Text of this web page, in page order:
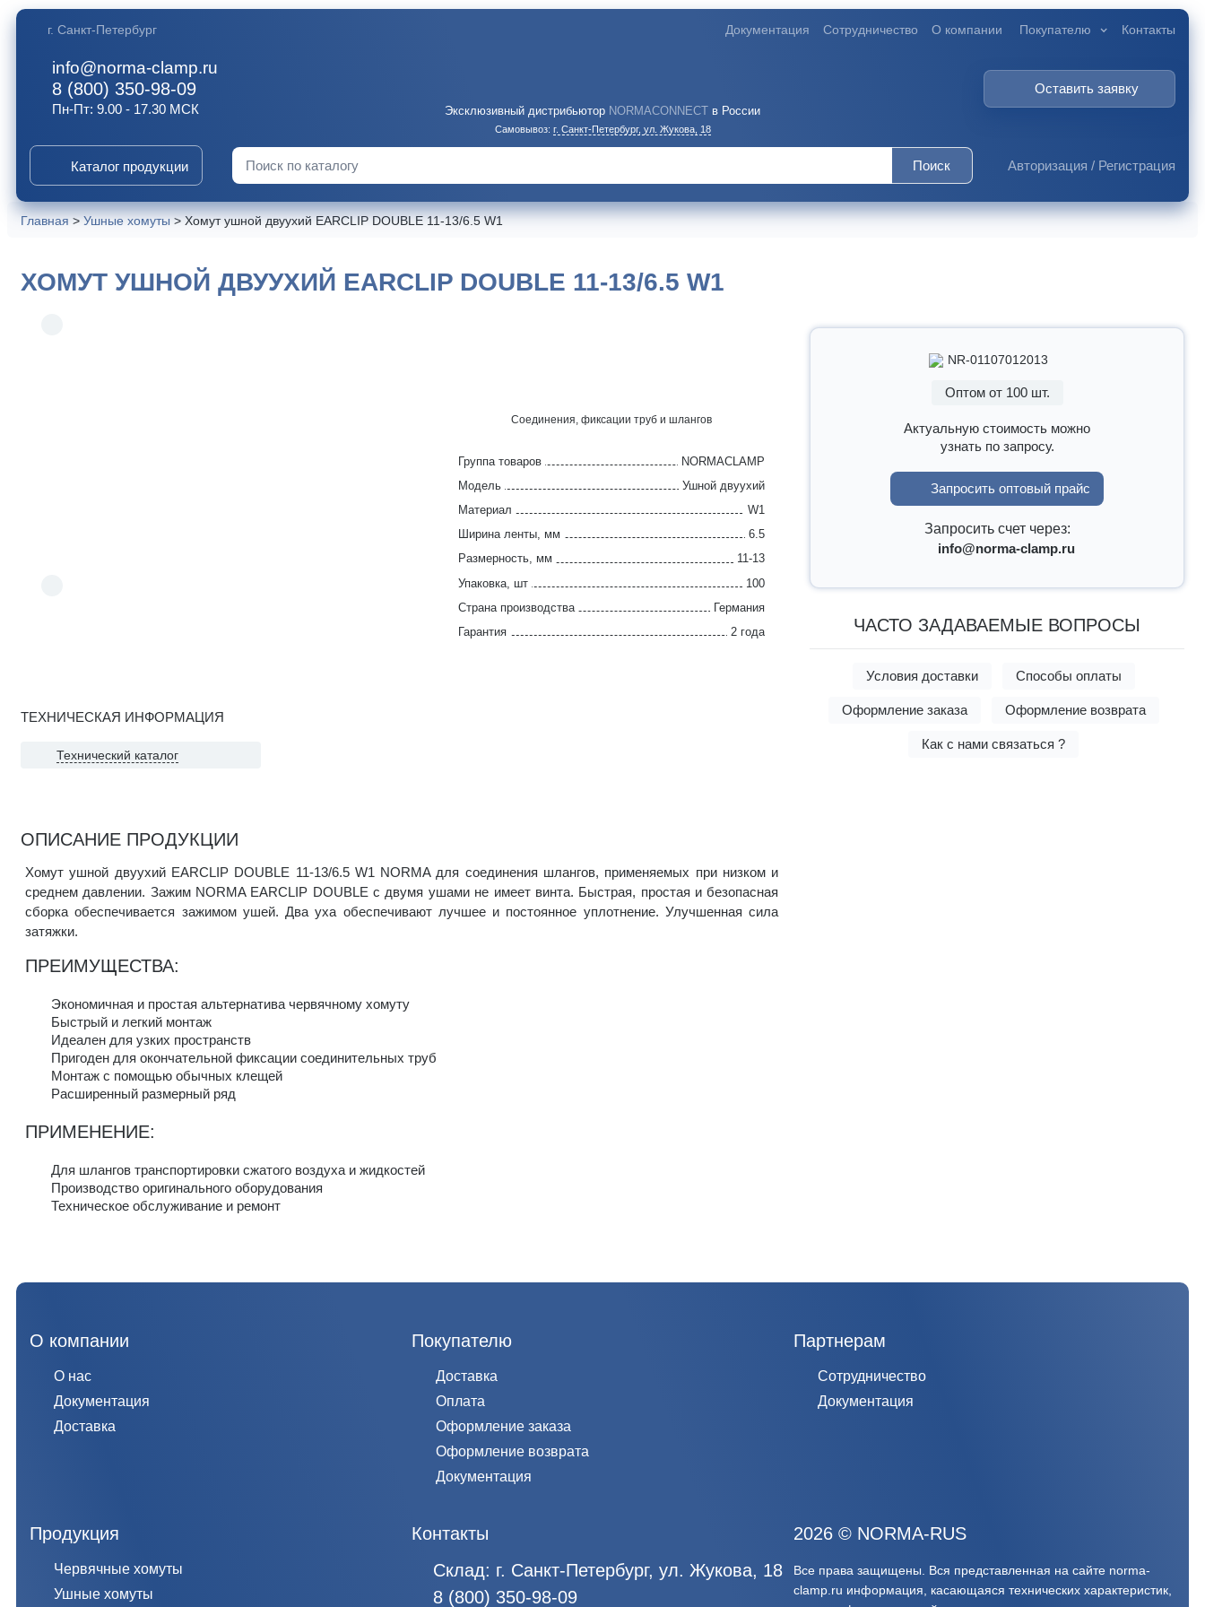
г. Санкт-Петербург Документация Сотрудничество О компании Покупателю Контакты
info@norma-clamp.ru
8 (800) 350-98-09
Пн-Пт: 9.00 - 17.30 МСК Эксклюзивный дистрибьютор NORMACONNECT в России
Самовывоз: г. Санкт-Петербург, ул. Жукова, 18
Оставить заявку
Каталог продукции Искать:
Поиск Авторизация / Регистрация
Главная > Ушные хомуты > Хомут ушной двуухий EARCLIP DOUBLE 11-13/6.5 W1
ХОМУТ УШНОЙ ДВУУХИЙ EARCLIP DOUBLE 11-13/6.5 W1
Соединения, фиксации труб и шлангов
Группа товаров
NORMACLAMP
Модель
Ушной двуухий
Материал
W1
Ширина ленты, мм
6.5
Размерность, мм
11-13
Упаковка, шт
100
Страна производства
Германия
Гарантия
2 года
NR-01107012013
Оптом от 100 шт.
Актуальную стоимость можно
узнать по запросу.
Запросить оптовый прайс
Запросить счет через:
info@norma-clamp.ru
ЧАСТО ЗАДАВАЕМЫЕ ВОПРОСЫ
Условия доставки Способы оплаты
Оформление заказа Оформление возврата
Как с нами связаться ?
ТЕХНИЧЕСКАЯ ИНФОРМАЦИЯ
Технический каталог
ОПИСАНИЕ ПРОДУКЦИИ
Хомут ушной двуухий EARCLIP DOUBLE 11-13/6.5 W1 NORMA для соединения шлангов, применяемых при низком и
среднем давлении. Зажим NORMA EARCLIP DOUBLE с двумя ушами не имеет винта. Быстрая, простая и безопасная
сборка обеспечивается зажимом ушей. Два уха обеспечивают лучшее и постоянное уплотнение. Улучшенная сила
затяжки.
ПРЕИМУЩЕСТВА:
Экономичная и простая альтернатива червячному хомуту
Быстрый и легкий монтаж
Идеален для узких пространств
Пригоден для окончательной фиксации соединительных труб
Монтаж с помощью обычных клещей
Расширенный размерный ряд
ПРИМЕНЕНИЕ:
Для шлангов транспортировки сжатого воздуха и жидкостей
Производство оригинального оборудования
Техническое обслуживание и ремонт
О компании
О нас
Документация
Доставка
Покупателю
Доставка
Оплата
Оформление заказа
Оформление возврата
Документация
Партнерам
Сотрудничество
Документация
Продукция
Червячные хомуты
Ушные хомуты
Контакты
Склад: г. Санкт-Петербург, ул. Жукова, 18
8 (800) 350-98-09
2026 © NORMA-RUS
Все права защищены. Вся представленная на сайте norma-
clamp.ru информация, касающаяся технических характеристик,